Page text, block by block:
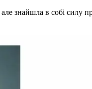
знайшла в собі